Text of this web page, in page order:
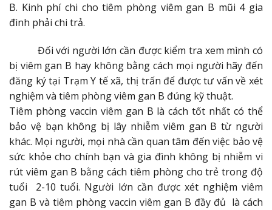
B. Kinh phí chi cho tiêm phòng viêm gan B mũi 4 gia
đình phải chi trả.
Đối với người lớn cần được kiểm tra xem mình có
bị viêm gan B hay không bằng cách mọi người hãy đến
đăng ký tại Trạm Y tế xã, thị trấn để được tư vấn về xét
nghiệm và tiêm phòng viêm gan B đúng kỹ thuật.
Tiêm phòng vaccin viêm gan B là cách tốt nhất có thể
bảo vệ bạn không bị lây nhiễm viêm gan B từ người
khác. Mọi người, mọi nhà cần quan tâm đến việc bảo vệ
sức khỏe cho chính bạn và gia đình không bị nhiễm vi
rút viêm gan B bằng cách tiêm phòng cho trẻ trong độ
tuổi 2-10 tuổi. Người lớn cần được xét nghiệm viêm
gan B và tiêm phòng vaccin viêm gan B đầy đủ là cách